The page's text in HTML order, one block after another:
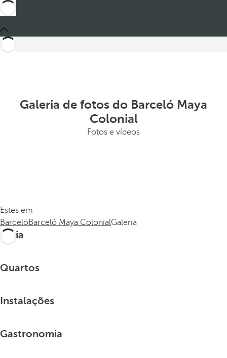
Galeria de fotos do Barceló Maya
Colonial
Fotos e vídeos
Estes em
BarcelóBarceló Maya ColonialGaleria
Praia
Quartos
Instalações
Gastronomia